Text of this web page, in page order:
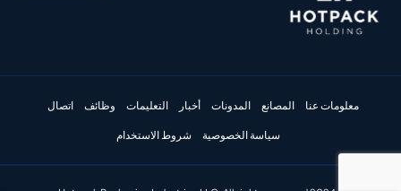
معلومات عنا المصانع المدونات أخبار التعليمات وظائف اتصال
سياسة الخصوصية شروط الاستخدام